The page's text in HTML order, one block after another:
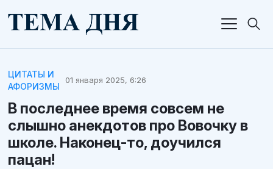
ЦИТАТЫ И
АФОРИЗМЫ
01 января 2025, 6:26
В последнее время совсем не
слышно анекдотов про Вовочку в
школе. Наконец-то, доучился
пацан!